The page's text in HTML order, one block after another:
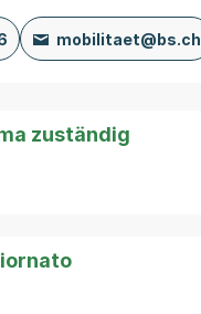
mobilitaet@bs.ch
zuständig